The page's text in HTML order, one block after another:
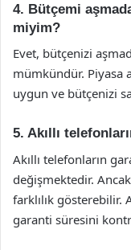
4. Bütçemi
miyim?
Evet, bütçenizi
mümkündür. Piyasa
uygun ve bütçenizi
5. Akıllı
Akıllı telefonların
değişmektedir.
farklılık gösterebilir.
garanti süresini